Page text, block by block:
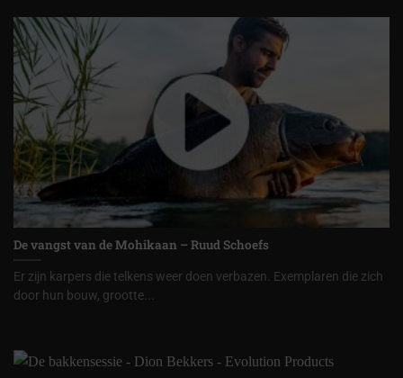
De vangst van de Mohikaan – Ruud Schoefs
Er zijn karpers die telkens weer doen verbazen. Exemplaren die zich
door hun bouw, grootte...